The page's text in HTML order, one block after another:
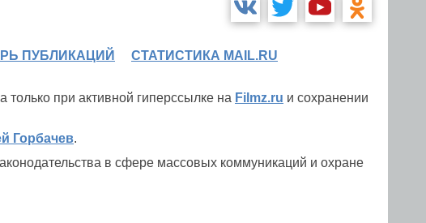
ПУБЛИКАЦИЙ СТАТИСТИКА MAIL.RU
при активной гиперссылке на Filmz.ru и сохранении
Горбачев.
в сфере массовых коммуникаций и охране